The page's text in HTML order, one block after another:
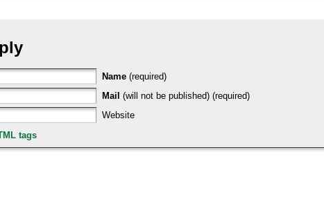
Name (required)
Mail (will not be published) (required)
Website
tags